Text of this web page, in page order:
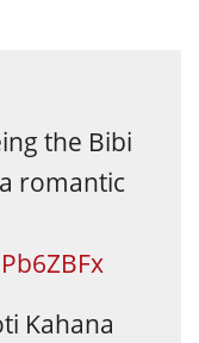
the Bibi
romantic